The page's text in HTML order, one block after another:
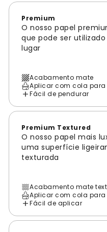
Premium
O nosso papel
que pode ser
lugar
Acabamento mate
Aplicar com cola para
Fácil de pendurar
Premium Textured
O nosso papel mais
uma superfície
texturada
Acabamento mate
Aplicar com cola para
Fácil de aplicar